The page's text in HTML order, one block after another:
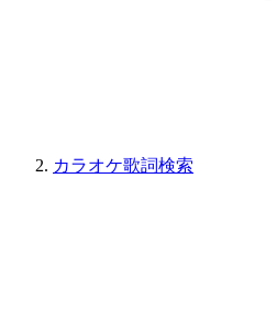
カラオケ歌詞検索